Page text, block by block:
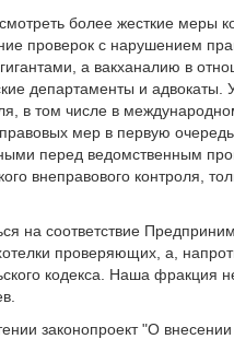
более жесткие меры
проверок с нарушением
а вакханалию в
департаменты и адвокаты.
в том числе в
мер в первую
перед ведомственным
внеправового контроля,
на соответствие
проверяющих, а,
кодекса. Наша фракция
законопроект "О